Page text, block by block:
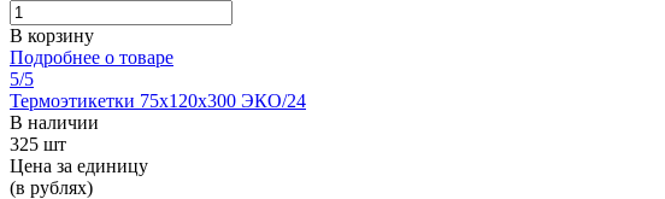
В корзину
Подробнее о товаре
5/5
Термоэтикетки 75х120х300 ЭКО/24
В наличии
325 шт
Цена за единицу
(в рублях)